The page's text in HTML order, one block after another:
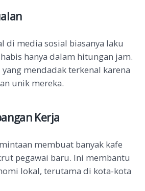
di media sosial biasanya laku
hanya dalam hitungan jam.
yang mendadak terkenal karena
unik mereka.
Kerja
membuat banyak kafe
pegawai baru. Ini membantu
lokal, terutama di kota-kota